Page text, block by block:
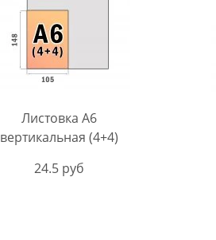
Листовка A6
вертикальная (4+4)
24.5 руб